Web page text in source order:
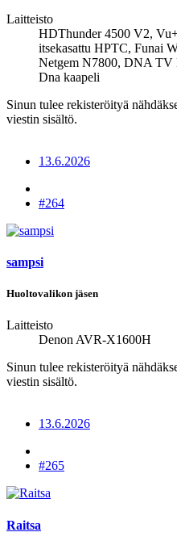
Laitteisto
HDThunder 4500 V2,
itsekasattu HPTC, Funai
Netgem N7800, DNA
Dna kaapeli
Sinun tulee rekisteröityä
viestin sisältö.
13.6.2026
#264
sampsi
Huoltovalikon jäsen
Laitteisto
Denon AVR-X1600H
Sinun tulee rekisteröityä
viestin sisältö.
13.6.2026
#265
Raitsa